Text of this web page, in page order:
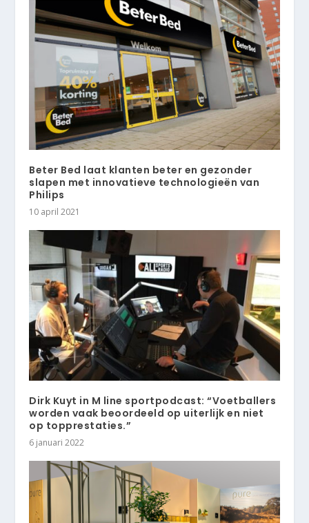
Beter Bed laat klanten beter en gezonder
slapen met innovatieve technologieën van
Philips
10 april 2021
Dirk Kuyt in M line sportpodcast: “Voetballers
worden vaak beoordeeld op uiterlijk en niet
op topprestaties.”
6 januari 2022